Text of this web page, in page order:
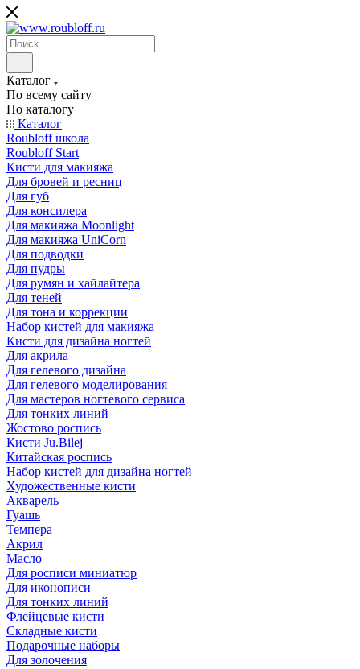
Каталог
По всему сайту
По каталогу
Каталог
Roubloff школа
Roubloff Start
Кисти для макияжа
Для бровей и ресниц
Для губ
Для консилера
Для макияжа Moonlight
Для макияжа UniCorn
Для подводки
Для пудры
Для румян и хайлайтера
Для теней
Для тона и коррекции
Набор кистей для макияжа
Кисти для дизайна ногтей
Для акрила
Для гелевого дизайна
Для гелевого моделирования
Для мастеров ногтевого сервиса
Для тонких линий
Жостово роспись
Кисти Ju.Bilej
Китайская роспись
Набор кистей для дизайна ногтей
Художественные кисти
Акварель
Гуашь
Темпера
Акрил
Масло
Для росписи миниатюр
Для иконописи
Для тонких линий
Флейцевые кисти
Складные кисти
Подарочные наборы
Для золочения